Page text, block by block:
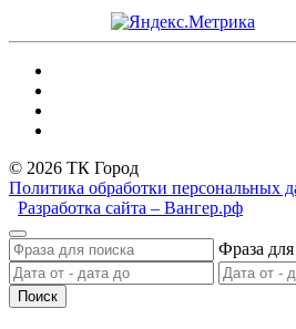
© 2026 ТК Город
Политика обработки персональных
Разработка сайта – Вангер.рф
Фраза
Поиск